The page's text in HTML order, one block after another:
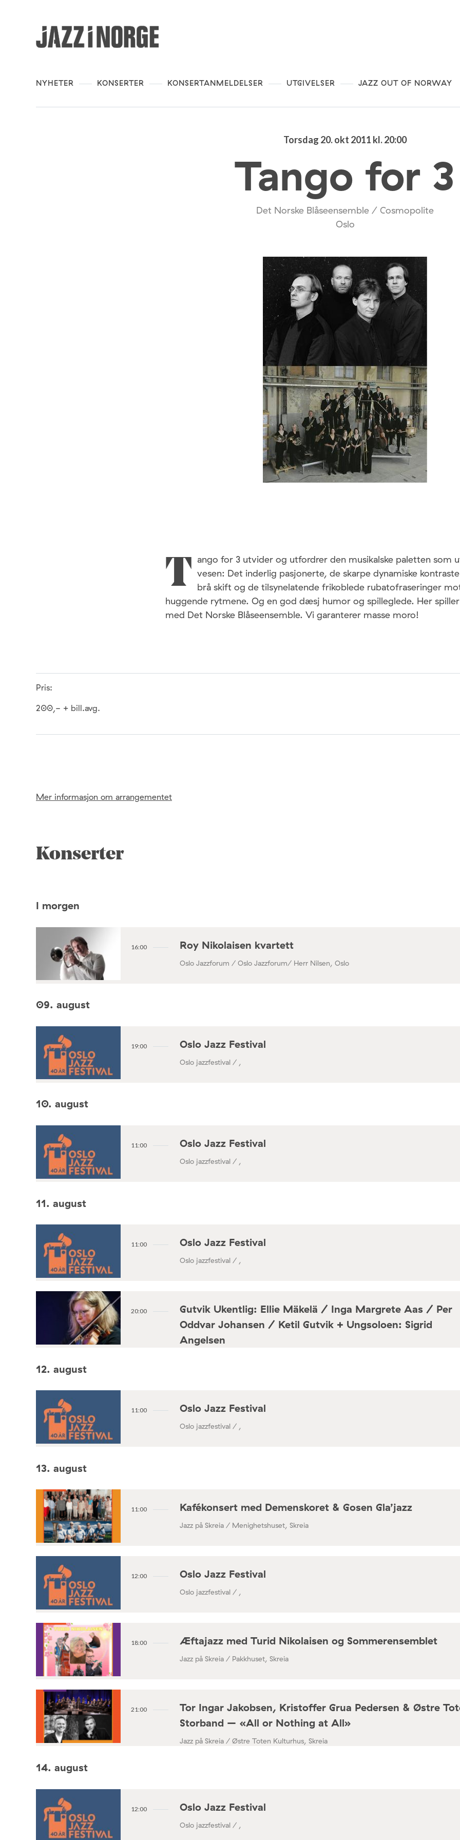
NYHETER KONSERTER KONSERTANMELDELSER UTGIVELSER JAZZ OUT OF NORWAY
Torsdag 20. okt 2011 kl. 20:00
Tango for 3
Det Norske Blåseensemble / Cosmopolite
Oslo
T ango for 3 utvider og utfordrer den musikalske paletten som
vesen: Det inderlig pasjonerte, de skarpe dynamiske
brå skift og de tilsynelatende frikoblede rubatofraseringer
huggende rytmene. Og en god dæsj humor og spilleglede. Her
med Det Norske Blåseensemble. Vi garanterer masse moro!
Pris:
200,- + bill.avg.
Mer informasjon om arrangementet
Konserter
I morgen
16:00 Roy Nikolaisen kvartett
Oslo Jazzforum / Oslo Jazzforum/ Herr Nilsen, Oslo
09. august
19:00 Oslo Jazz Festival
Oslo jazzfestival / ,
10. august
11:00 Oslo Jazz Festival
Oslo jazzfestival / ,
11. august
11:00 Oslo Jazz Festival
Oslo jazzfestival / ,
20:00
Gutvik Ukentlig: Ellie Mäkelä / Inga Margrete Aas / Per
Oddvar Johansen / Ketil Gutvik + Ungsoloen: Sigrid
Angelsen
12. august
11:00 Oslo Jazz Festival
Oslo jazzfestival / ,
13. august
11:00 Kafékonsert med Demenskoret & Gosen Gla’jazz
Jazz på Skreia / Menighetshuset, Skreia
12:00 Oslo Jazz Festival
Oslo jazzfestival / ,
18:00 Æftajazz med Turid Nikolaisen og Sommerensemblet
Jazz på Skreia / Pakkhuset, Skreia
21:00
Tor Ingar Jakobsen, Kristoffer Grua Pedersen & Østre
Storband – «All or Nothing at All»
Jazz på Skreia / Østre Toten Kulturhus, Skreia
14. august
12:00 Oslo Jazz Festival
Oslo jazzfestival / ,